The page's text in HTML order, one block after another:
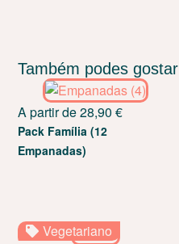
Também podes gostar
A partir de28,90€
Pack Família (12
Empanadas)
Vegetariano